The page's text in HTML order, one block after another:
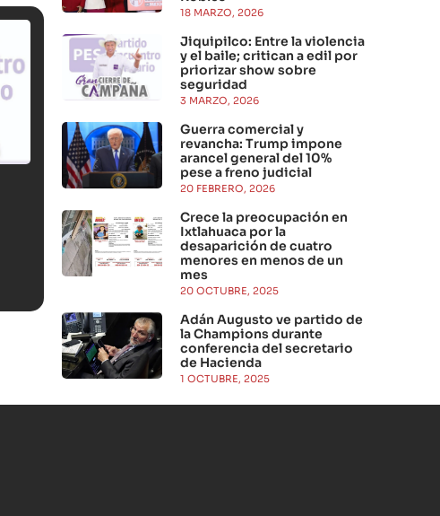
18 MARZO, 2026
Jiquipilco: Entre la violencia
y el baile; critican a edil por
priorizar show sobre
seguridad
3 MARZO, 2026
Guerra comercial y
revancha: Trump impone
arancel general del 10%
pese a freno judicial
20 FEBRERO, 2026
Crece la preocupación en
Ixtlahuaca por la
desaparición de cuatro
menores en menos de un
mes
20 OCTUBRE, 2025
Adán Augusto ve partido de
la Champions durante
conferencia del secretario
de Hacienda
1 OCTUBRE, 2025